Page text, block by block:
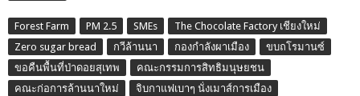
Forest Farm PM 2.5 SMEs
The Chocolate Factory เชียงใหม่
Zero sugar bread
กวีล้านนา กองกำลังผาเมือง
ขบถโรมานซ์
ขอคืนพื้นที่ป่าดอยสุเทพ
คณะกรรมการสิทธิมนุษยชน
คณะก่อการล้านนาใหม่
จิบกาแฟเบาๆ นั่งเมาส์การเมือง